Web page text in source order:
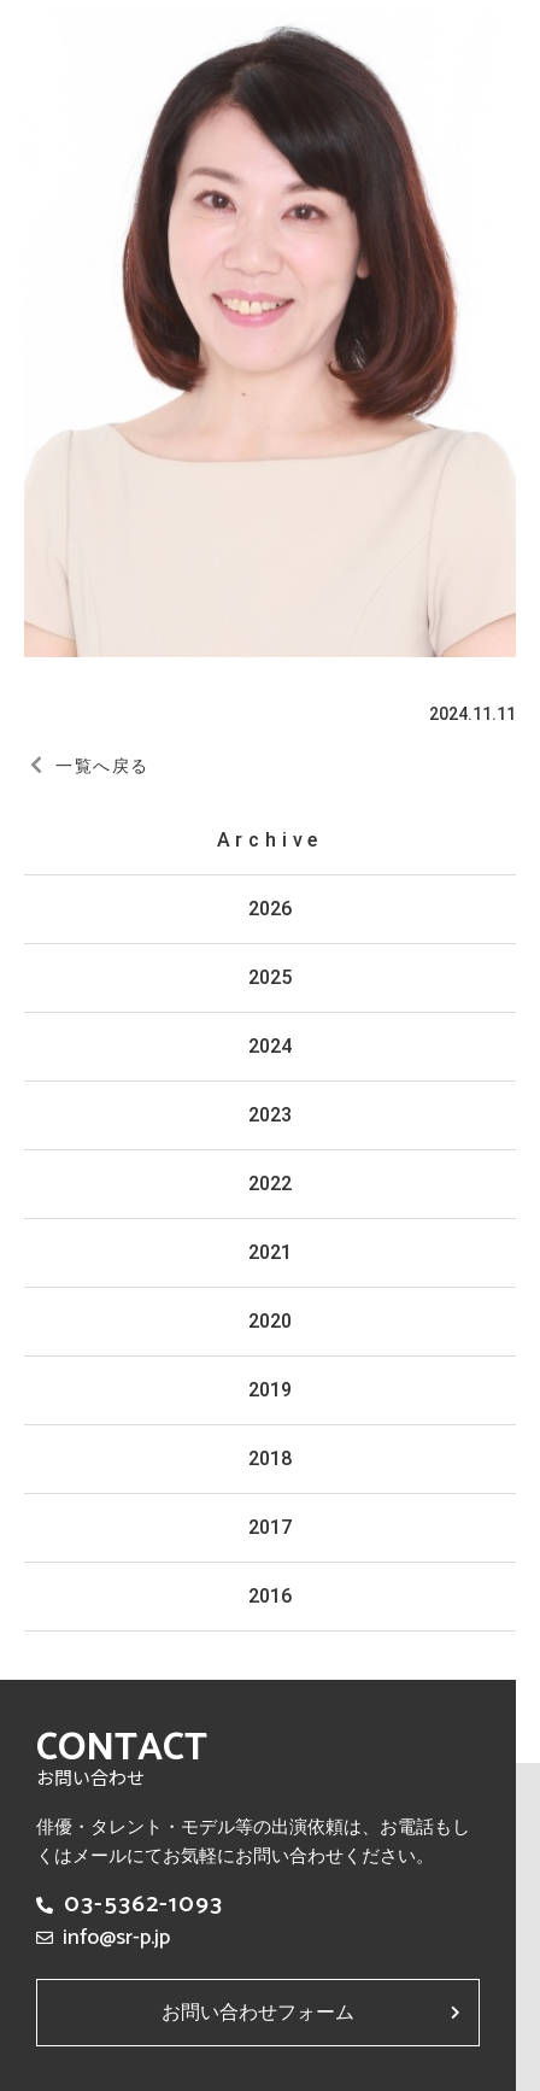
2024.11.11
一覧へ戻る
Archive
2026
2025
2024
2023
2022
2021
2020
2019
2018
2017
2016
CONTACT
お問い合わせ
俳優・タレント・モデル等の出演依頼は、 お電話もし
くはメールにてお気軽にお問い合わせください。
03-5362-1093
info@sr-p.jp
お問い合わせフォーム